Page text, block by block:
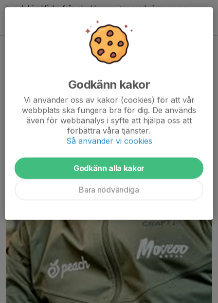
In och köp kläder från skyddsgrossiten med våran snygga
Träningsdag med Jose
0 kommentarer
Godkänn kakor
Vi använder oss av kakor (cookies) för att vår
webbplats ska fungera bra för dig. De används
även för webbanalys i syfte att hjälpa oss att
förbättra våra tjänster.
Så använder vi cookies
Godkänn alla kakor
Bara nödvändiga